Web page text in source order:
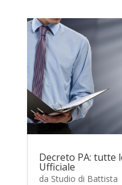
Decreto PA: tutte
Ufficiale
da Studio di Battista